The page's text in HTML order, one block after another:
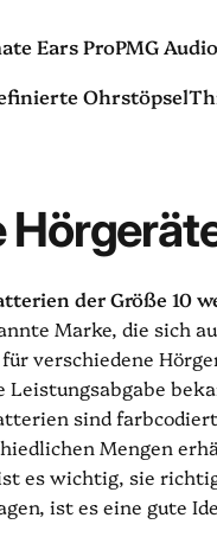
Ears Pro
Ears Pro
PMG Audio
PMG Audio
Ohrstöpsel
der Größe
Marke, die sich
verschiedene
Leistungsabgabe
sind
Mengen
es wichtig, sie
ist es eine gute